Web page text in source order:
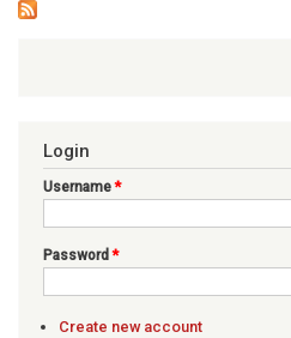
Login
Username*
Password*
Create new account